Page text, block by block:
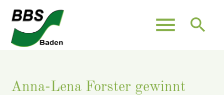
menu search
Anna-Lena Forster gewinnt